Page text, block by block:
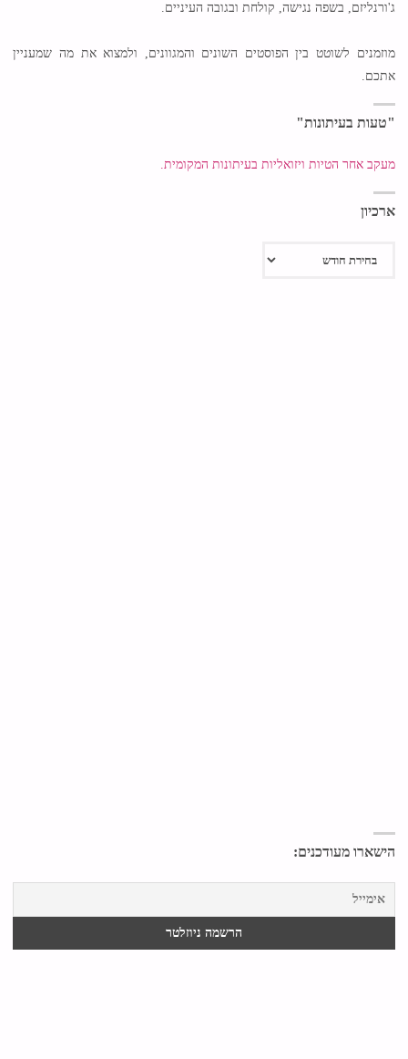
ג'ורנליזם, בשפה נגישה, קולחת ובגובה העיניים.
מוזמנים לשוטט בין הפוסטים השונים והמגוונים, ולמצוא את מה שמעניין
אתכם.
"טעות בעיתונות"
מעקב אחר הטיות ויזואליות בעיתונות המקומית.
ארכיון
הישארו מעודכנים: